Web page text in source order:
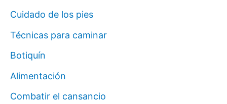
Cuidado de los pies
Técnicas para caminar
Botiquín
Alimentación
Combatir el cansancio